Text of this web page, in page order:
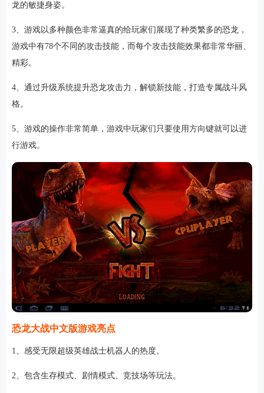
排行
角色扮演小游戏恋爱养成沙盒模组 up主自制赛车竞速策略塔防动作射
益智休闲
趣味 新闻阅读考试学习AI软件健康运动 生活购物地图导航主题桌面
龙的敏捷身姿。
3、游戏以多种颜色非常逼真的给玩家们展现了种类繁多的恐龙，
游戏中有78个不同的攻击技能，而每个攻击技能效果都非常华丽、
精彩。
4、通过升级系统提升恐龙攻击力，解锁新技能，打造专属战斗风
格。
5、游戏的操作非常简单，游戏中玩家们只要使用方向键就可以进
行游戏。
恐龙大战中文版游戏亮点
1、感受无限超级英雄战士机器人的热度。
2、包含生存模式、剧情模式、竞技场等玩法。